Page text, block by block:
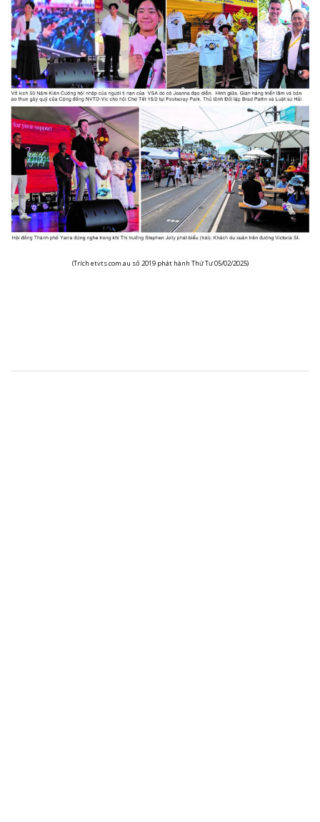
(Trích etvts.com.au số 2019 phát hành Thứ Tư 05/02/2025)